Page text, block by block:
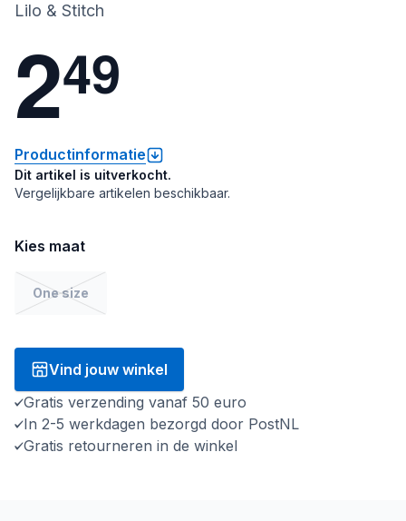
Lilo & Stitch
249
Productinformatie
Dit artikel is uitverkocht.
Vergelijkbare artikelen beschikbaar.
Kies maat
One size
Vind jouw winkel
Gratis verzending vanaf 50 euro
In 2-5 werkdagen bezorgd door PostNL
Gratis retourneren in de winkel